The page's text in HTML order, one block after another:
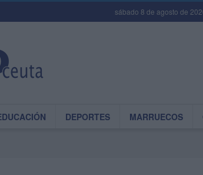
sábado 8 de agosto de
DEPORTES MARRUECOS